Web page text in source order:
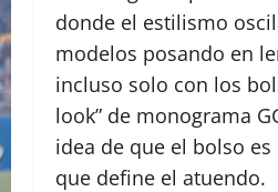
donde el estilismo
modelos posando en
incluso solo con los
look” de monograma
idea de que el bolso es
que define el atuendo.